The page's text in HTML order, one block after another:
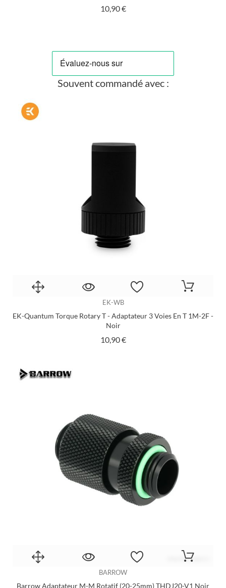
10,90 €Prix
Souvent commandé avec :
EK-WB
EK-Quantum Torque Rotary T - Adaptateur 3 Voies En T 1M-2F -
Noir
10,90 €Prix
BARROW
Barrow Adaptateur M-M Rotatif (20-25mm) THDJ20-V1 Noir